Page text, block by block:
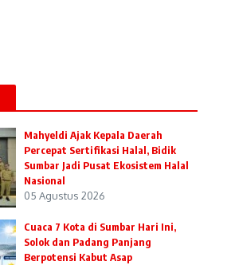
Mahyeldi Ajak Kepala Daerah
Percepat Sertifikasi Halal, Bidik
Sumbar Jadi Pusat Ekosistem Halal
Nasional
05 Agustus 2026
Cuaca 7 Kota di Sumbar Hari Ini,
Solok dan Padang Panjang
Berpotensi Kabut Asap